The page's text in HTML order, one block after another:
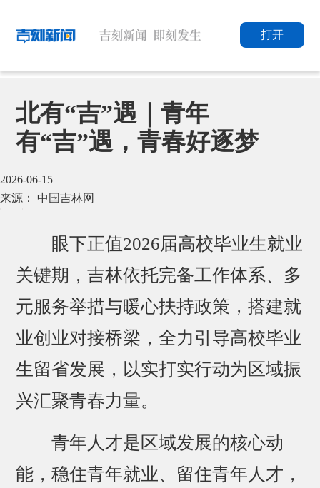
打开
北有“吉”遇｜青年
有“吉”遇，青春好逐梦
2026-06-15
来源： 中国吉林网
眼下正值2026届高校毕业生就业
关键期，吉林依托完备工作体系、多
元服务举措与暖心扶持政策，搭建就
业创业对接桥梁，全力引导高校毕业
生留省发展，以实打实行动为区域振
兴汇聚青春力量。
青年人才是区域发展的核心动
能，稳住青年就业、留住青年人才，